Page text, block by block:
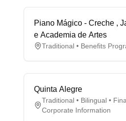
Piano Mágico - Creche ,
e Academia de Artes
Traditional • Benefits
Quinta Alegre
Traditional • Bilingual •
Corporate Information